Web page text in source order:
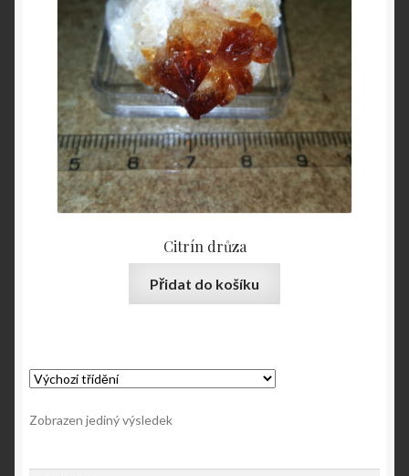
Citrín drůza
Přidat do košíku
Zobrazen jediný výsledek